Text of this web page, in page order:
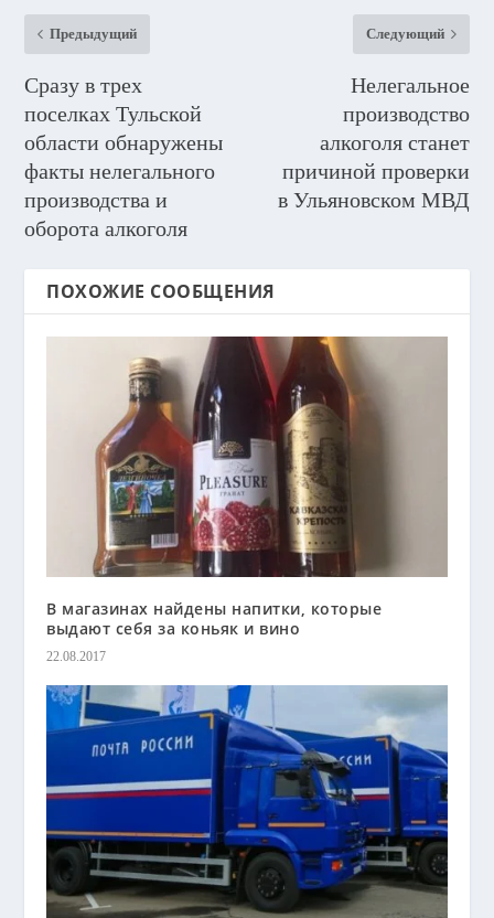
Предыдущий
Сразу в трех
поселках Тульской
области обнаружены
факты нелегального
производства и
оборота алкоголя
Следующий
Нелегальное
производство
алкоголя станет
причиной проверки
в Ульяновском МВД
ПОХОЖИЕ СООБЩЕНИЯ
В магазинах найдены напитки, которые
выдают себя за коньяк и вино
22.08.2017